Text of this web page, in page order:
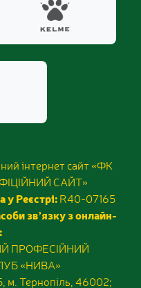
інтернет сайт «ФК
САЙТ»
у Реєстрі:R40-07165
звʼязку з онлайн-
ПРОФЕСІЙНИЙ
«НИВА»
м. Тернопіль, 46002;